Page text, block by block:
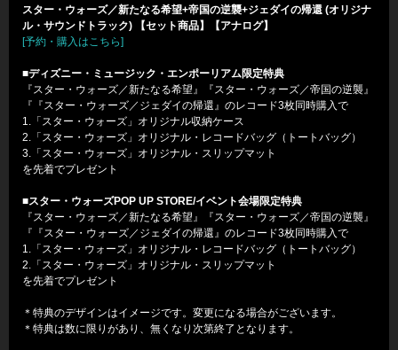
スター・ウォーズ／新たなる希望+帝国の逆襲+ジェダイの帰還 (オリジナ
ル・サウンドトラック) 【セット商品】【アナログ】
[予約・購入はこちら]
■ディズニー・ミュージック・エンポーリアム限定特典
『スター・ウォーズ／新たなる希望』『スター・ウォーズ／帝国の逆襲』
『『スター・ウォーズ／ジェダイの帰還』のレコード3枚同時購入で
1.「スター・ウォーズ」オリジナル収納ケース
2.「スター・ウォーズ」オリジナル・レコードバッグ（トートバッグ）
3.「スター・ウォーズ」オリジナル・スリップマット
を先着でプレゼント
■スター・ウォーズPOP UP STORE/イベント会場限定特典
『スター・ウォーズ／新たなる希望』『スター・ウォーズ／帝国の逆襲』
『『スター・ウォーズ／ジェダイの帰還』のレコード3枚同時購入で
1.「スター・ウォーズ」オリジナル・レコードバッグ（トートバッグ）
2.「スター・ウォーズ」オリジナル・スリップマット
を先着でプレゼント
＊特典のデザインはイメージです。変更になる場合がございます。
＊特典は数に限りがあり、無くなり次第終了となります。